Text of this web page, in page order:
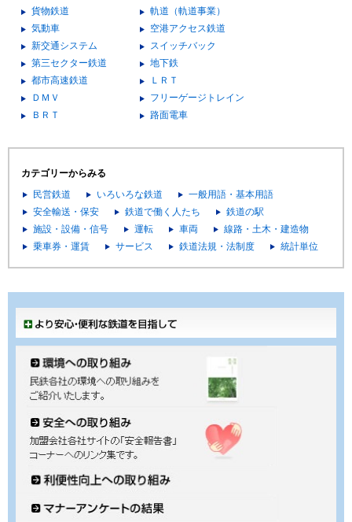
貨物鉄道
軌道（軌道事業）
気動車
空港アクセス鉄道
新交通システム
スイッチバック
第三セクター鉄道
地下鉄
都市高速鉄道
ＬＲＴ
ＤＭＶ
フリーゲージトレイン
ＢＲＴ
路面電車
カテゴリーからみる
民営鉄道
いろいろな鉄道
一般用語・基本用語
安全輸送・保安
鉄道で働く人たち
鉄道の駅
施設・設備・信号
運転 車両
線路・土木・建造物
乗車券・運賃
サービス 鉄道法規・法制度 統計単位